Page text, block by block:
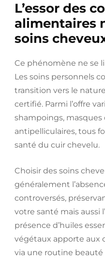
L’essor des
alimentaires
soins
Ce phénomène ne se
Les soins personnels
transition vers le
certifié. Parmi l’offre
shampoings,
antipelliculaires, tous
santé du cuir chevelu.
Choisir des soins
généralement
controversés,
votre santé mais aussi
présence d’huiles
végétaux apporte aux
via une routine